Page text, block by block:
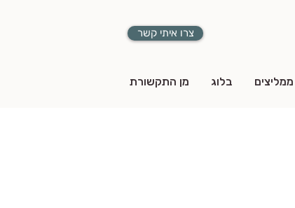
צרו איתי קשר
בלוג מן התקשורת